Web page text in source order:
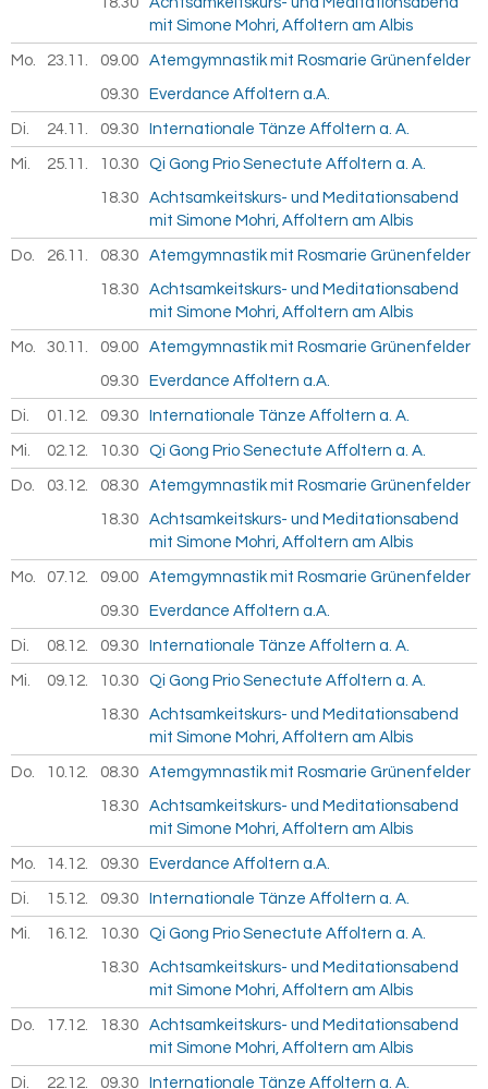
mit Simone Mohri, Affoltern am Albis
Mo. 23.11. 2026
09.00 Atemgymnastik mit Rosmarie Grünenfelder
09.30 Everdance Affoltern a.A.
Di. 24.11. 2026
09.30 Internationale Tänze Affoltern a. A.
Mi. 25.11. 2026
10.30 Qi Gong Prio Senectute Affoltern a. A.
18.30
Achtsamkeitskurs- und Meditationsabend
mit Simone Mohri, Affoltern am Albis
Do. 26.11. 2026
08.30 Atemgymnastik mit Rosmarie Grünenfelder
18.30
Achtsamkeitskurs- und Meditationsabend
mit Simone Mohri, Affoltern am Albis
Mo. 30.11. 2026
09.00 Atemgymnastik mit Rosmarie Grünenfelder
09.30 Everdance Affoltern a.A.
Di. 01.12. 2026
09.30 Internationale Tänze Affoltern a. A.
Mi. 02.12. 2026
10.30 Qi Gong Prio Senectute Affoltern a. A.
Do. 03.12. 2026
08.30 Atemgymnastik mit Rosmarie Grünenfelder
18.30
Achtsamkeitskurs- und Meditationsabend
mit Simone Mohri, Affoltern am Albis
Mo. 07.12. 2026
09.00 Atemgymnastik mit Rosmarie Grünenfelder
09.30 Everdance Affoltern a.A.
Di. 08.12. 2026
09.30 Internationale Tänze Affoltern a. A.
Mi. 09.12. 2026
10.30 Qi Gong Prio Senectute Affoltern a. A.
18.30
Achtsamkeitskurs- und Meditationsabend
mit Simone Mohri, Affoltern am Albis
Do. 10.12. 2026
08.30 Atemgymnastik mit Rosmarie Grünenfelder
18.30
Achtsamkeitskurs- und Meditationsabend
mit Simone Mohri, Affoltern am Albis
Mo. 14.12. 2026
09.30 Everdance Affoltern a.A.
Di. 15.12. 2026
09.30 Internationale Tänze Affoltern a. A.
Mi. 16.12. 2026
10.30 Qi Gong Prio Senectute Affoltern a. A.
18.30
Achtsamkeitskurs- und Meditationsabend
mit Simone Mohri, Affoltern am Albis
Do. 17.12. 2026
18.30
Achtsamkeitskurs- und Meditationsabend
mit Simone Mohri, Affoltern am Albis
Di. 22.12. 2026
09.30 Internationale Tänze Affoltern a. A.